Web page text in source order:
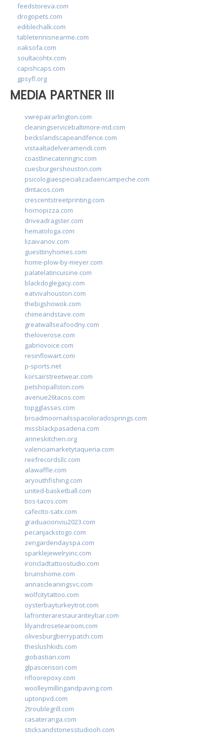
feedstoreva.com
drogopets.com
ediblechalk.com
tabletennisnearme.com
oaksofa.com
soultacohtx.com
capishcaps.com
gpsyfl.org
MEDIA PARTNER III
vwrepairarlington.com
cleaningservicebaltimore-md.com
beckslandscapeandfence.com
vistaaltadelveramendi.com
coastlinecateringnc.com
cuesburgershouston.com
psicologiaespecializadaencampeche.com
dmtacos.com
crescentstreetprinting.com
hornopizza.com
driveadragster.com
hematologa.com
lizaivanov.com
guesttinyhomes.com
home-plow-by-meyer.com
palatelatincuisine.com
blackdoglegacy.com
eatvivahouston.com
thebigshowok.com
chimeandstave.com
greatwallseafoodny.com
theloverose.com
gabriovoice.com
resinflowart.com
p-sports.net
korsairstreetwear.com
petshopallston.com
avenue26tacos.com
topgglasses.com
broadmoornailsspacoloradosprings.com
missblackpasadena.com
anneskitchen.org
valenciamarketytaqueria.com
reefrecordsllc.com
alawaffle.com
aryouthfishing.com
united-basketball.com
tios-tacos.com
cafecito-satx.com
graduacionviu2023.com
pecanjackstogo.com
zengardendayspa.com
sparklejewelryinc.com
ironcladtattoostudio.com
bruinshome.com
annascleaningsvc.com
wolfcitytattoo.com
oysterbayturkeytrot.com
lafronterarestauranteybar.com
lilyandrosetearoom.com
olivesburgberrypatch.com
theslushkids.com
giobastian.com
glpascensori.com
rifloorepoxy.com
woolleymillingandpaving.com
uptonpvd.com
2troublegrill.com
casateranga.com
sticksandstonesstudiooh.com